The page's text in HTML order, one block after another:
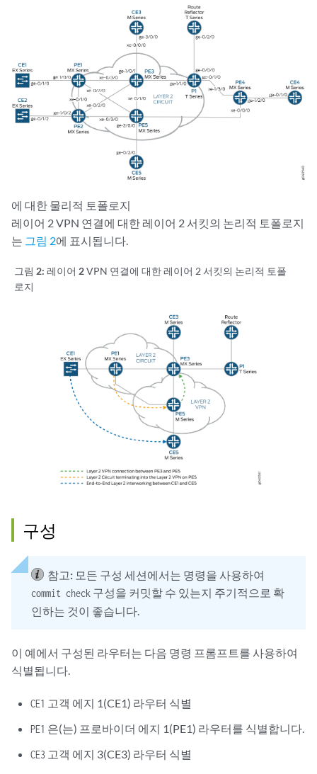
에 대한 물리적 토폴로지
레이어 2 VPN 연결에 대한 레이어 2 서킷의 논리적 토폴로지
는 그림 2에 표시됩니다.
그림 2: 레이어 2VPN 연결에 대한 레이어 2 서킷의 논리적 토폴
로지
구성
참고: 모든 구성 세션에서는 명령을 사용하여
commit check 구성을 커밋할 수 있는지 주기적으로 확
인하는 것이 좋습니다.
이 예에서 구성된 라우터는 다음 명령 프롬프트를 사용하여
식별됩니다.
CE1 고객 에지 1(CE1) 라우터 식별
PE1 은(는) 프로바이더 에지 1(PE1) 라우터를 식별합니다.
CE3 고객 에지 3(CE3) 라우터 식별